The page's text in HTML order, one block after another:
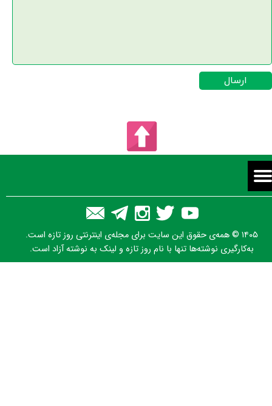
ارسال
۱۴۰۵ © همه‌ی حقوق این سایت برای مجله‌ی اینترنتی روز تازه است.
به‌کارگیری نوشته‌ها تنها با نام روز تازه و لینک به نوشته آزاد است.